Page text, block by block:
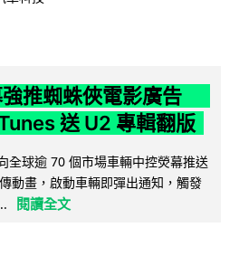
推蜘蛛俠電影廣告
送 U2 專輯翻版
全球逾 70 個市場車輛中控熒幕推送
動畫，啟動車輛即彈出通知，觸發
閱讀全文